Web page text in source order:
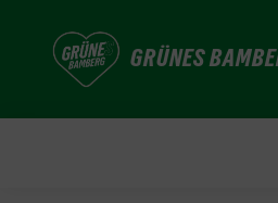
GRÜNES